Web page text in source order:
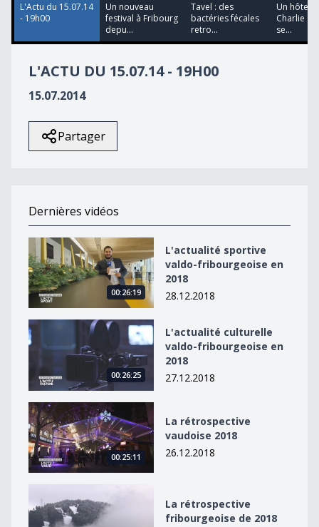
L'Actu du 15.07.14
- 19h00
Un nouveau
festival à Fribourg
depu...
Tavel : des
bactéries fécales
retro...
Un hôtel
Charlie
se...
L'ACTU DU 15.07.14 - 19H00
15.07.2014
Partager
Dernières vidéos
L&#039;actualité sportive valdo-fribourgeoise en 2018
00:26:19
L'actualité sportive
valdo-fribourgeoise en
2018
28.12.2018
L&#039;actualité culturelle valdo-fribourgeoise en
00:26:25
L'actualité culturelle
valdo-fribourgeoise en
2018
27.12.2018
La rétrospective vaudoise 2018
00:25:11
La rétrospective
vaudoise 2018
26.12.2018
La rétrospective
fribourgeoise de 2018